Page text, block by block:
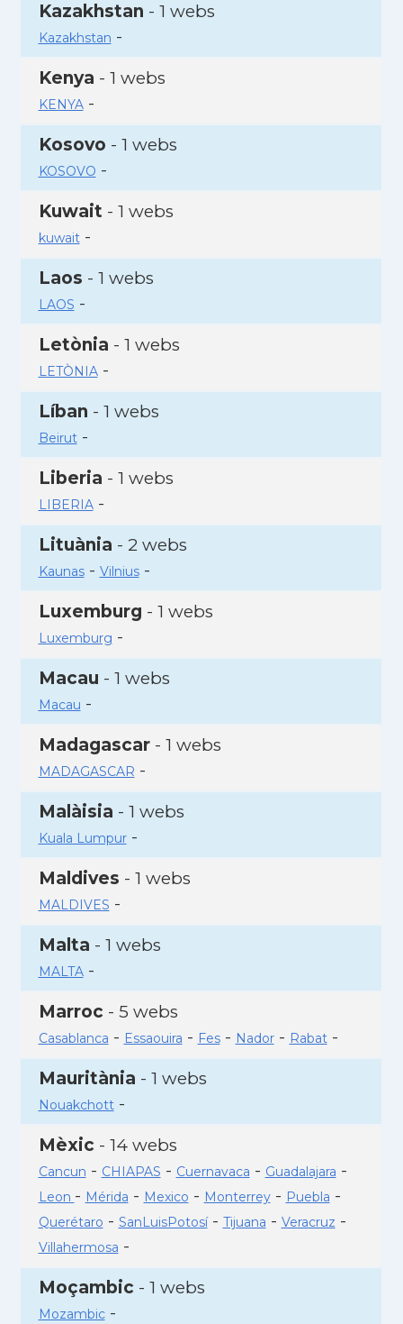
Kazakhstan - 1 webs
Kazakhstan -
Kenya - 1 webs
KENYA-
Kosovo - 1 webs
KOSOVO -
Kuwait - 1 webs
kuwait-
Laos - 1 webs
LAOS -
Letònia - 1 webs
LETÒNIA-
Líban - 1 webs
Beirut-
Liberia - 1 webs
LIBERIA-
Lituània - 2 webs
Kaunas- Vilnius-
Luxemburg - 1 webs
Luxemburg -
Macau - 1 webs
Macau -
Madagascar- 1 webs
MADAGASCAR -
Malàisia - 1 webs
Kuala Lumpur-
Maldives - 1 webs
MALDIVES -
Malta - 1 webs
MALTA-
Marroc - 5 webs
Casablanca - Essaouira - Fes- Nador- Rabat-
Mauritània - 1 webs
Nouakchott-
Mèxic - 14 webs
Cancun - CHIAPAS - Cuernavaca - Guadalajara -
Leon - Mérida - Mexico - Monterrey- Puebla -
Querétaro - SanLuisPotosí- Tijuana - Veracruz -
Villahermosa -
Moçambic - 1 webs
Mozambic-